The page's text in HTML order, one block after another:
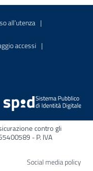
- Apre in una nuova
all’utenza Sito interno -
Apre in una nuova finestra
accessi Sito interno -
finestra
contro gli
- P. IVA
Social media policy